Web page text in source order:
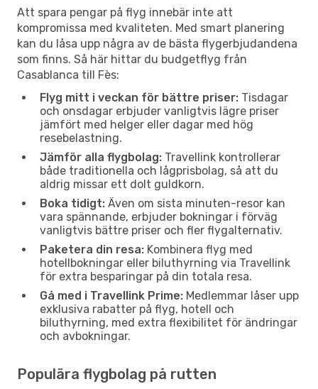
Att spara pengar på flyg innebär inte att
kompromissa med kvaliteten. Med smart planering
kan du låsa upp några av de bästa flygerbjudandena
som finns. Så här hittar du budgetflyg från
Casablanca till Fès:
Flyg mitt i veckan för bättre priser: Tisdagar
och onsdagar erbjuder vanligtvis lägre priser
jämfört med helger eller dagar med hög
resebelastning.
Jämför alla flygbolag: Travellink kontrollerar
både traditionella och lågprisbolag, så att du
aldrig missar ett dolt guldkorn.
Boka tidigt: Även om sista minuten-resor kan
vara spännande, erbjuder bokningar i förväg
vanligtvis bättre priser och fler flygalternativ.
Paketera din resa: Kombinera flyg med
hotellbokningar eller biluthyrning via Travellink
för extra besparingar på din totala resa.
Gå med i Travellink Prime: Medlemmar låser upp
exklusiva rabatter på flyg, hotell och
biluthyrning, med extra flexibilitet för ändringar
och avbokningar.
Populära flygbolag på rutten